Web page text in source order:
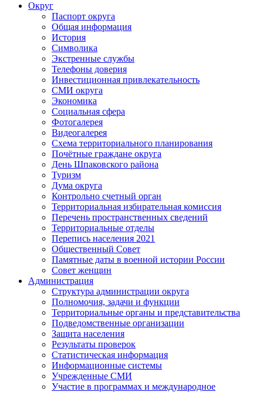
Округ
Паспорт округа
Общая информация
История
Символика
Экстренные службы
Телефоны доверия
Инвестиционная привлекательность
СМИ округа
Экономика
Социальная сфера
Фотогалерея
Видеогалерея
Схема территориального планирования
Почётные граждане округа
День Шпаковского района
Туризм
Дума округа
Контрольно счетный орган
Территориальная избирательная комиссия
Перечень пространственных сведений
Территориальные отделы
Перепись населения 2021
Общественный Совет
Памятные даты в военной истории России
Совет женщин
Администрация
Структура администрации округа
Полномочия, задачи и функции
Территориальные органы и представительства
Подведомственные организации
Защита населения
Результаты проверок
Статистическая информация
Информационные системы
Учрежденные СМИ
Участие в программах и международное